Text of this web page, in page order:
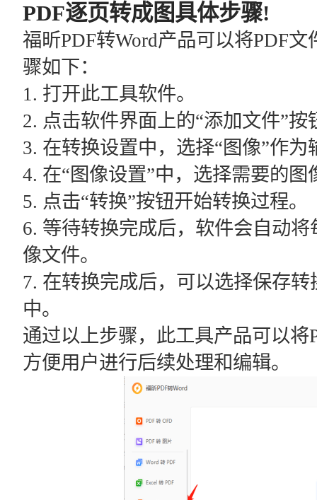
PDF逐页转成图具体步骤!
福昕PDF转Word产品可以将PDF
骤如下：
1. 打开此工具软件。
2. 点击软件界面上的“添加文件”
3. 在转换设置中，选择“图像”作为
4. 在“图像设置”中，选择需要的图
5. 点击“转换”按钮开始转换过程。
6. 等待转换完成后，软件会自动将
像文件。
7. 在转换完成后，可以选择保存
中。
通过以上步骤，此工具产品可以
方便用户进行后续处理和编辑。